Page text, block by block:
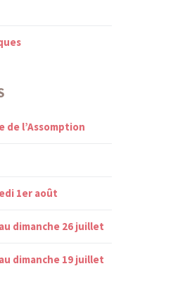
de l’Assomption
1er août
dimanche 26 juillet
dimanche 19 juillet